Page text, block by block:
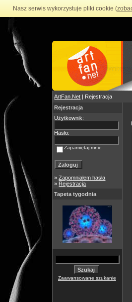
Nasz serwis wykorzystuje pliki cookie (
ArtFan.Net | Rejestracja
Rejestracja
Użytkownik:
Hasło:
Zapamiętaj mnie
»Zapomniałem hasła
» Rejestracja
Tapeta tygodnia
Zaawansowane szukanie